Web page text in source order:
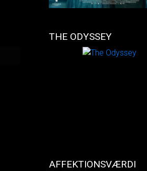
THE ODYSSEY
AFFEKTIONSVÆRDI